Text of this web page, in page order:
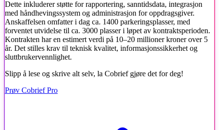
Dette inkluderer støtte for rapportering, sanntidsdata, integrasjon
med håndhevingssystem og administrasjon for oppdragsgiver.
Anskaffelsen omfatter i dag ca. 1400 parkeringsplasser, med
forventet utvidelse til ca. 3000 plasser i løpet av kontraktsperioden.
Kontrakten har en estimert verdi på 10–20 millioner kroner over 5
år. Det stilles krav til teknisk kvalitet, informasjonssikkerhet og
sluttbrukervennlighet.
Slipp å lese og skrive alt selv, la Cobrief gjøre det for deg!
Prøv Cobrief Pro